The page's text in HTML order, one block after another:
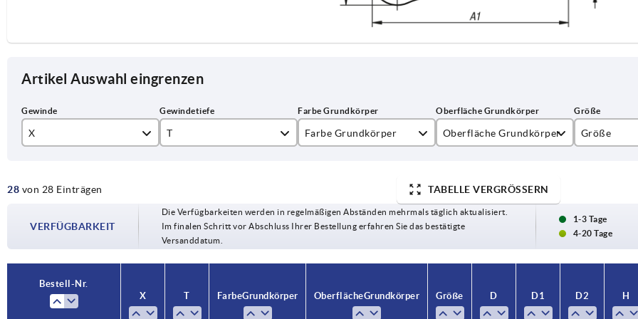
Artikel Auswahl eingrenzen
X
M4
M6
M10
T
14
17
Farbe Grundkörper Oberfläche Grundkörper Größe
2
3
5
28 von 28 Einträgen TABELLE VERGRÖSSERN
VERFÜGBARKEIT
Die Verfügbarkeiten werden in regelmäßigen Abständen mehrmals täglich aktualisiert.
Im finalen Schritt vor Abschluss Ihrer Bestellung erfahren Sie das bestätigte
Versanddatum.
1-3 Tage
4-20 Tage
Bestell-Nr.
X
T Farbe Grundkörper Oberfläche Grundkörper Größe D D1 D2 H
Bestell-Nr.
X
T Farbe Grundkörper Oberfläche Grundkörper Größe D D1 D2 H